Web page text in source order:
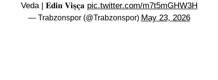
Veda | 𝐄𝐝𝐢𝐧 𝐕𝐢𝐬̧𝐜̧𝐚 pic.twitter.com/m7t5mGHW3H
— Trabzonspor (@Trabzonspor) May 23, 2026